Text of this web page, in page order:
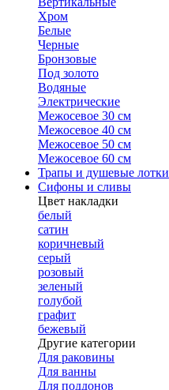
Хром
Белые
Черные
Бронзовые
Под золото
Водяные
Электрические
Межосевое 30 см
Межосевое 40 см
Межосевое 50 см
Межосевое 60 см
Трапы и душевые лотки
Сифоны и сливы
Цвет накладки
белый
сатин
коричневый
серый
розовый
зеленый
голубой
графит
бежевый
Другие категории
Для раковины
Для ванны
Для поддонов